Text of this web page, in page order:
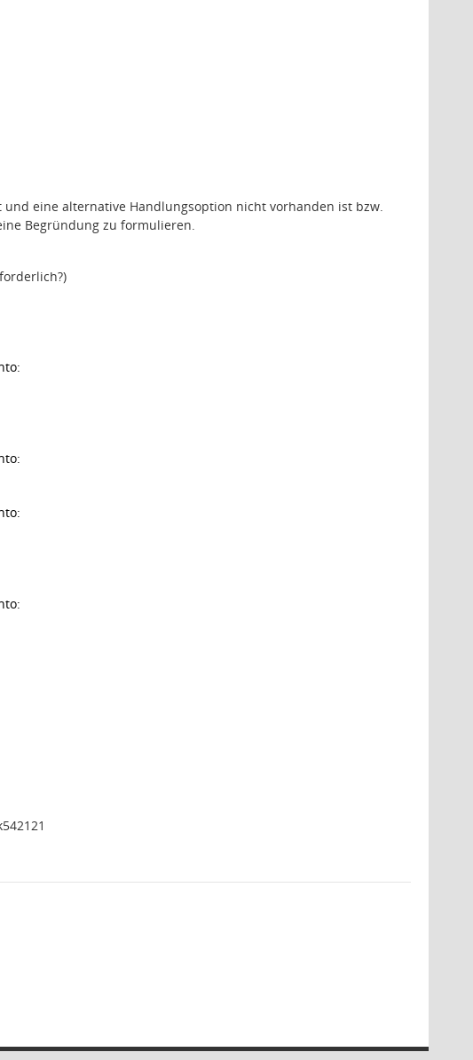
eine alternative Handlungsoption nicht vorhanden ist bzw.
Begründung zu formulieren.